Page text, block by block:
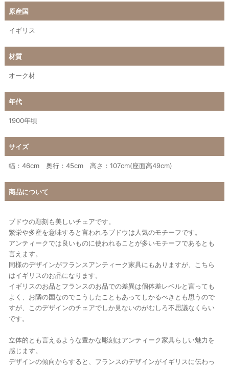
原産国
イギリス
材質
オーク材
年代
1900年頃
サイズ
幅：46cm 奥行：45cm 高さ：107cm(座面高49cm)
商品について
ブドウの彫刻も美しいチェアです。
繁栄や多産を意味すると言われるブドウは人気のモチーフです。
アンティークでは良いものに使われることが多いモチーフであるとも
言えます。
同様のデザインがフランスアンティーク家具にもありますが、こちら
はイギリスのお品になります。
イギリスのお品とフランスのお品での差異は個体差レベルと言っても
よく、お隣の国なのでこうしたこともあってしかるべきとも思うので
すが、このデザインのチェアでしか見ないのがむしろ不思議なくらい
です。
立体的とも言えるような豊かな彫刻はアンティーク家具らしい魅力を
感じます。
デザインの傾向からすると、フランスのデザインがイギリスに伝わっ